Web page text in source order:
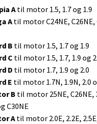
Atil motor 1.5, 1.7 og 1.9
Atil motor C24NE, C26NE,
B til motor 1.5, 1.7 og 1.9
C til motor 1.5, 1.7, 1.9 og
D til motor 1.7, 1.9 og 2.0
E til motor 1.7N, 1.9N, 2.0
B til motor 25NE, C26NE,
C30NE
Atil motor 2.0E, 2.2E,